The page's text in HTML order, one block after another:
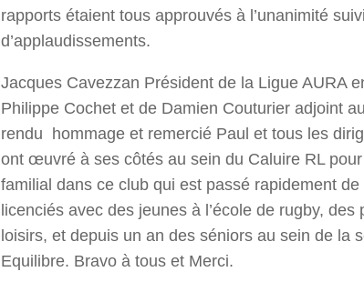
rapports étaient tous approuvés à l’unanimité
d’applaudissements.
Jacques Cavezzan Président de la Ligue AURA
Philippe Cochet et de Damien Couturier adjoint
rendu hommage et remercié Paul et tous les
ont œuvré à ses côtés au sein du Caluire RL
familial dans ce club qui est passé rapidement
licenciés avec des jeunes à l’école de rugby, des
loisirs, et depuis un an des séniors au sein de la
Equilibre. Bravo à tous et Merci.